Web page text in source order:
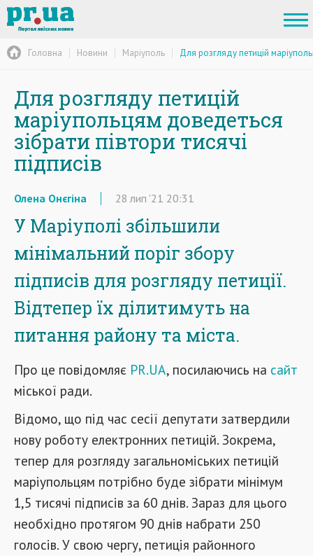
Головна Новини Маріуполь Для розгляду петицій
Для розгляду петицій
маріупольцям доведеться
зібрати півтори тисячі
підписів
Олена Онєгіна 28 лип '21 20:31
У Маріуполі збільшили
мінімальний поріг збору
підписів для розгляду петиції.
Відтепер їх ділитимуть на
питання району та міста.
Про це повідомляє PR.UA, посилаючись на сайт
міської ради.
Відомо, що під час сесії депутати затвердили
нову роботу електронних петицій. Зокрема,
тепер для розгляду загальноміських петицій
маріупольцям потрібно буде зібрати мінімум
1,5 тисячі підписів за 60 днів. Зараз для цього
необхідно протягом 90 днів набрати 250
голосів. У свою чергу, петиція районного